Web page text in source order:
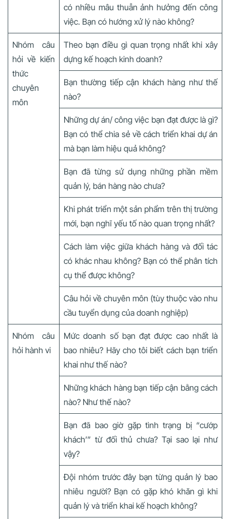
có nhiều mâu thuẫn ảnh hưởng đến công
việc. Bạn có hướng xử lý nào không?
Nhóm câu
hỏi về kiến
thức
chuyên
môn
Theo bạn điều gì quan trọng nhất khi xây
dựng kế hoạch kinh doanh?
Bạn thường tiếp cận khách hàng như thế
nào?
Những dự án/ công việc bạn đạt được là gì?
Bạn có thể chia sẻ về cách triển khai dự án
mà bạn làm hiệu quả không?
Bạn đã từng sử dụng những phần mềm
quản lý, bán hàng nào chưa?
Khi phát triển một sản phẩm trên thị trường
mới, bạn nghĩ yếu tố nào quan trọng nhất?
Cách làm việc giữa khách hàng và đối tác
có khác nhau không? Bạn có thể phân tích
cụ thể được không?
Câu hỏi về chuyên môn (tùy thuộc vào nhu
cầu tuyển dụng của doanh nghiệp)
Nhóm câu
hỏi hành vi
Mức doanh số bạn đạt được cao nhất là
bao nhiêu? Hãy cho tôi biết cách bạn triển
khai như thế nào?
Những khách hàng bạn tiếp cận bằng cách
nào? Như thế nào?
Bạn đã bao giờ gặp tình trạng bị “cướp
khách’” từ đối thủ chưa? Tại sao lại như
vậy?
Đội nhóm trước đây bạn từng quản lý bao
nhiêu người? Bạn có gặp khó khăn gì khi
quản lý và triển khai kế hoạch không?